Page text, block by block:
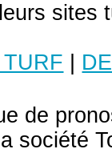
sites
de
société